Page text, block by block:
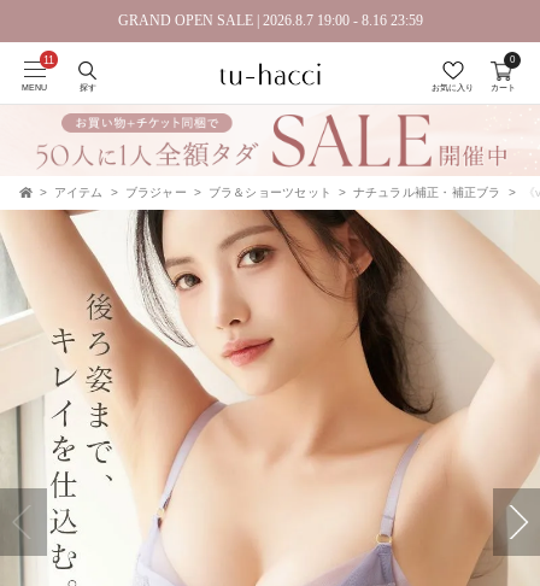
GRAND OPEN SALE | 2026.8.7 19:00 - 8.16 23:59
会員登録で今すぐ使えるポイントプレゼント！
MENU 探す お気に入り カート
0
アイテム ブラジャー ブラ＆ショーツセット ナチュラル補正・補正ブラ 《